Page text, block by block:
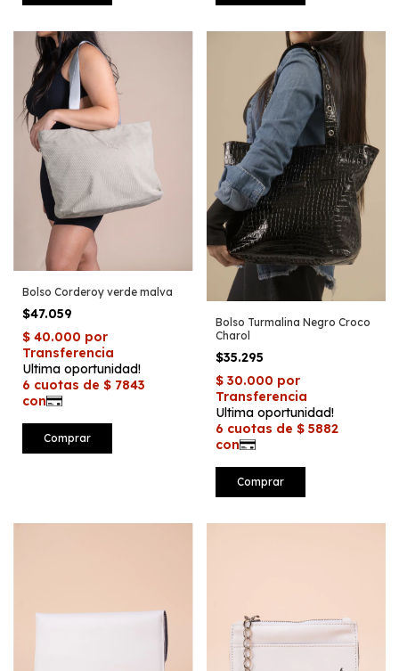
Bolso Corderoy verde malva
$47.059
Bolso Turmalina Negro Croco
Charol
$35.295